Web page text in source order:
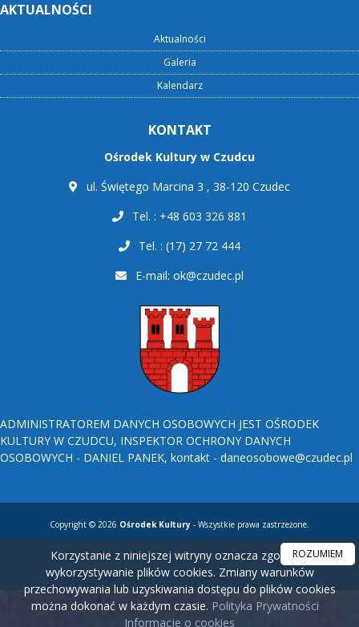
AKTUALNOŚCI
Aktualności
Galeria
Kalendarz
KONTAKT
Ośrodek Kultury w Czudcu
ul. Świętego Marcina 3 , 38-120 Czudec
Tel. : +48 603 326 881
Tel. : (17) 27 72 444
E-mail: ok@czudec.pl
ADMINISTRATOREM DANYCH OSOBOWYCH JEST OŚRODEK
KULTURY W CZUDCU, INSPEKTOR OCHRONY DANYCH
OSOBOWYCH - DANIEL PANEK, kontakt - daneosobowe@czudec.pl
Copyright © 2026 Ośrodek Kultury - Wszystkie prawa zastrzeżone.
Korzystanie z niniejszej witryny oznacza zgodę na
wykorzystywanie plików cookies. Zmiany warunków
przechowywania lub uzyskiwania dostępu do plików cookies
można dokonać w każdym czasie. Polityka Prywatności
Informacje o cookies
ROZUMIEM